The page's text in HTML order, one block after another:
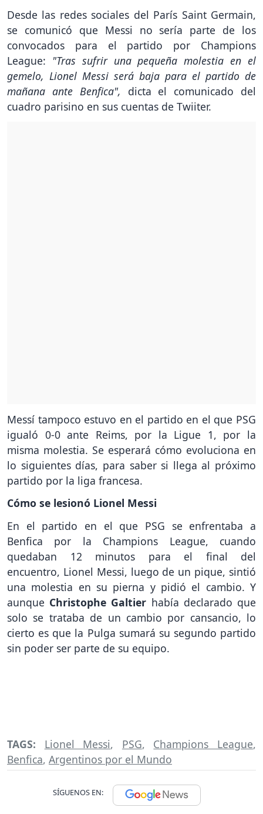
Desde las redes sociales del París Saint Germain,
se comunicó que Messi no sería parte de los
convocados para el partido por Champions
League: "Tras sufrir una pequeña molestia en el
gemelo, Lionel Messi será baja para el partido de
mañana ante Benfica", dicta el comunicado del
cuadro parisino en sus cuentas de Twiiter.
Messí tampoco estuvo en el partido en el que PSG
igualó 0-0 ante Reims, por la Ligue 1, por la
misma molestia. Se esperará cómo evoluciona en
lo siguientes días, para saber si llega al próximo
partido por la liga francesa.
Cómo se lesionó Lionel Messi
En el partido en el que PSG se enfrentaba a
Benfica por la Champions League, cuando
quedaban 12 minutos para el final del
encuentro, Lionel Messi, luego de un pique, sintió
una molestia en su pierna y pidió el cambio. Y
aunque Christophe Galtier había declarado que
solo se trataba de un cambio por cansancio, lo
cierto es que la Pulga sumará su segundo partido
sin poder ser parte de su equipo.
TAGS: Lionel Messi, PSG, Champions League,
Benfica, Argentinos por el Mundo
SÍGUENOS EN: